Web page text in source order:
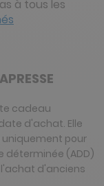
à tous les
cadeau
d'achat. Elle
uniquement pour
(ADD)
d'anciens